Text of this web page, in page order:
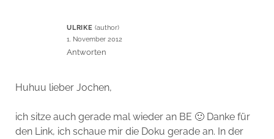
ULRIKE
1. November 2012
Antworten
Huhuu lieber Jochen,
ich sitze auch gerade mal wieder an BE 🙂 Danke für
den Link, ich schaue mir die Doku gerade an. In der